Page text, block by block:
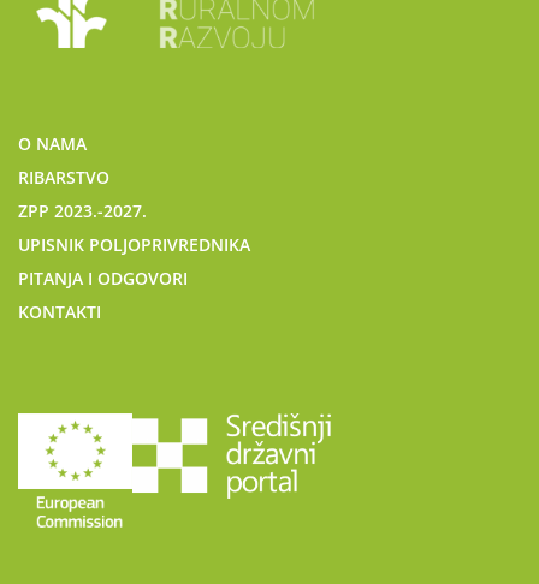
O NAMA
RIBARSTVO
ZPP 2023.-2027.
UPISNIK POLJOPRIVREDNIKA
PITANJA I ODGOVORI
KONTAKTI